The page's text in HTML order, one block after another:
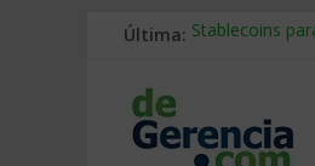
Última: Stablecoins
Trabajo
Mercado